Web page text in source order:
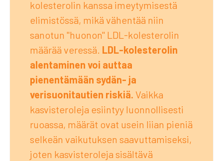
kolesterolin kanssa imeytymisestä
elimistössä, mikä vähentää niin
sanotun "huonon" LDL-kolesterolin
määrää veressä. LDL-kolesterolin
alentaminen voi auttaa
pienentämään sydän- ja
verisuonitautien riskiä. Vaikka
kasvisteroleja esiintyy luonnollisesti
ruoassa, määrät ovat usein liian pieniä
selkeän vaikutuksen saavuttamiseksi,
joten kasvisteroleja sisältävä